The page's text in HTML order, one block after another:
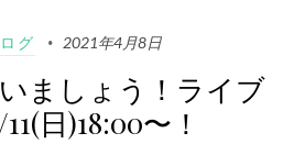
グ 2021年4月8日
ましょう！ライブ
日)18:00〜！